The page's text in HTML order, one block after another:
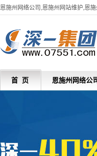
恩施州网络公司,恩施州网站维护,恩
首 页 恩施州网络公